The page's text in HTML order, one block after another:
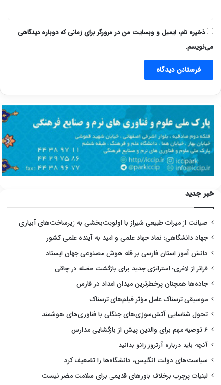
ذخیره نام، ایمیل و وبسایت من در مرورگر برای زمانی که دوباره دیدگاهی
می‌نویسم.
خبر جدید
صیانت از میراث طبیعی شیراز با اولویت‌بخشی به زیرساخت‌های آبیاری
جهاد دانشگاهی؛ نماد جهاد علمی و امید به آینده علمی کشور
دانش آموز استان فارسی بر قله هوش مصنوعی جهان ایستاد
فراتر از لاغری؛ استراتژی جدید برای بازگشت عضله در چاقی
جاده‌ها همچنان پرخطرترین میدان امداد در فارس
موسیقی ترسناک عامل مؤثر فیلم‌های ترسناک
تحول شناسایی آتش‌سوزی‌های جنگلی با فناوری‌های هوشمند
۶ توصیه مهم برای والدین پیش از بازگشایی مدارس
آنچه باید درباره آرتروز زانو بدانید
سیاست‌های دولت انگلیس، دانشگاه‌ها را تضعیف کرد
لبنیات پرچرب برخلاف باورهای قدیمی برای سلامت مضر نیست